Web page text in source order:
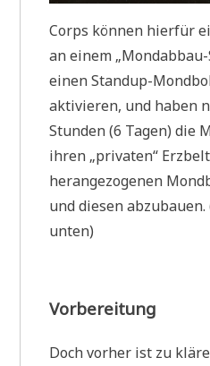
Corps können hierfür
an einem
einen Standup-
aktivieren, und haben
Stunden (6 Tagen) die
ihren „privaten“
herangezogenen
und diesen
unten)
Vorbereitung
Doch vorher ist zu